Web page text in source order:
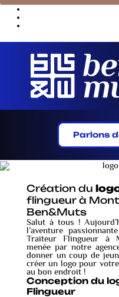
Parlons
Création du
flingueur à
Ben&Muts
Salut à tous !
l’aventure
Traiteur Flingueur à
menée par notre
donner un coup de
créer un logo pour
au bon endroit !
Conception du
Flingueur